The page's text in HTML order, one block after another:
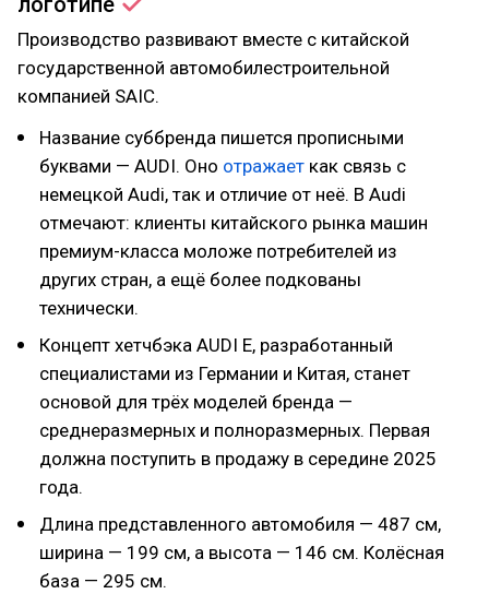
Производство развивают вместе с китайской
государственной автомобилестроительной
компанией SAIC.
Название суббренда пишется прописными
буквами — AUDI. Оно отражает как связь с
немецкой Audi, так и отличие от неё. В Audi
отмечают: клиенты китайского рынка машин
премиум-класса моложе потребителей из
других стран, а ещё более подкованы
технически.
Концепт хетчбэка AUDI E, разработанный
специалистами из Германии и Китая, станет
основой для трёх моделей бренда —
среднеразмерных и полноразмерных. Первая
должна поступить в продажу в середине 2025
года.
Длина представленного автомобиля — 487 см,
ширина — 199 см, а высота — 146 см. Колёсная
база — 295 см.